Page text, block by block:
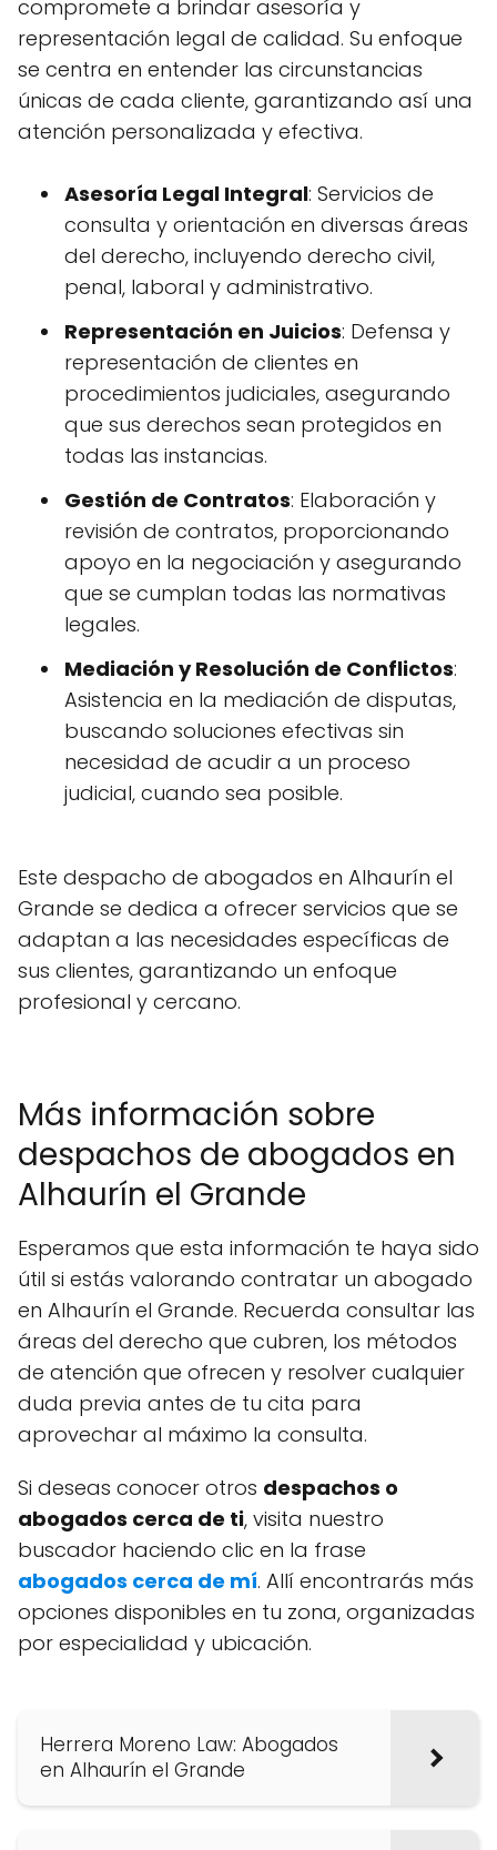
compromete a brindar asesoría y
representación legal de calidad. Su enfoque
se centra en entender las circunstancias
únicas de cada cliente, garantizando así una
atención personalizada y efectiva.
Asesoría Legal Integral: Servicios de
consulta y orientación en diversas áreas
del derecho, incluyendo derecho civil,
penal, laboral y administrativo.
Representación en Juicios: Defensa y
representación de clientes en
procedimientos judiciales, asegurando
que sus derechos sean protegidos en
todas las instancias.
Gestión de Contratos: Elaboración y
revisión de contratos, proporcionando
apoyo en la negociación y asegurando
que se cumplan todas las normativas
legales.
Mediación y Resolución de Conflictos:
Asistencia en la mediación de disputas,
buscando soluciones efectivas sin
necesidad de acudir a un proceso
judicial, cuando sea posible.
Este despacho de abogados en Alhaurín el
Grande se dedica a ofrecer servicios que se
adaptan a las necesidades específicas de
sus clientes, garantizando un enfoque
profesional y cercano.
Más información sobre
despachos de abogados en
Alhaurín el Grande
Esperamos que esta información te haya sido
útil si estás valorando contratar un abogado
en Alhaurín el Grande. Recuerda consultar las
áreas del derecho que cubren, los métodos
de atención que ofrecen y resolver cualquier
duda previa antes de tu cita para
aprovechar al máximo la consulta.
Si deseas conocer otros despachos o
abogados cerca de ti, visita nuestro
buscador haciendo clic en la frase
abogados cerca de mí. Allí encontrarás más
opciones disponibles en tu zona, organizadas
por especialidad y ubicación.
Herrera Moreno Law: Abogados
en Alhaurín el Grande